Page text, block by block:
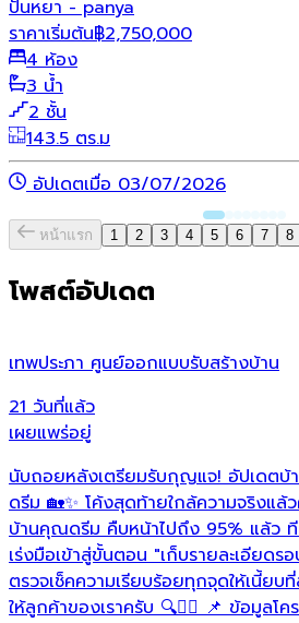
ปั้นหยา - panya
ราคาเริ่มต้น฿2,750,000
4 ห้อง
3 น้ำ
2 ชั้น
143.5 ตร.ม
อัปเดตเมื่อ 03/07/2026
หน้าแรก 1 2 3 4 5 6 7 8
โพสต์อัปเดต
เทพประภา ศูนย์ออกแบบรับสร้างบ้าน
21 วันที่แล้ว
เผยแพร่อยู่
นับถอยหลังเตรียมรับกุญแจ! อัปเดต
ดรีม 🏡✨ โค้งสุดท้ายใกล้ความจริงแ
บ้านคุณดรีม คืบหน้าไปถึง 95% แล้ว ที
เร่งมือเข้าสู่ขั้นตอน "เก็บรายละเอียด
ตรวจเช็คความเรียบร้อยทุกจุดให้เนี้ย
ให้ลูกค้าของเราครับ 🔍👷‍♂️ 📌 ข้อมูลโค